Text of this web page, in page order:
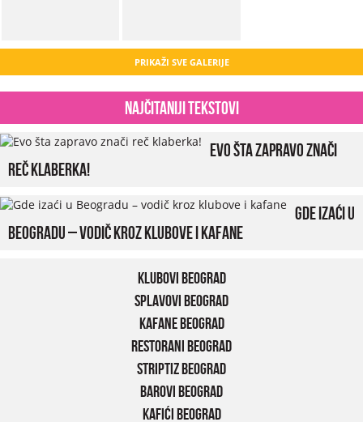
PRIKAŽI SVE GALERIJE
Najčitaniji tekstovi
Evo šta zapravo znači
reč klaberka!
Gde izaći u
Beogradu – vodič kroz klubove i kafane
Klubovi Beograd
Splavovi Beograd
Kafane Beograd
Restorani Beograd
Striptiz Beograd
Barovi Beograd
Kafići Beograd